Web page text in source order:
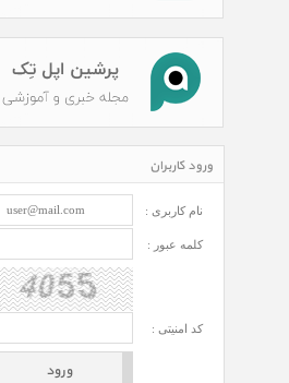
ورود کاربران
نام کاربری :
کلمه عبور :
کد امنیتی :